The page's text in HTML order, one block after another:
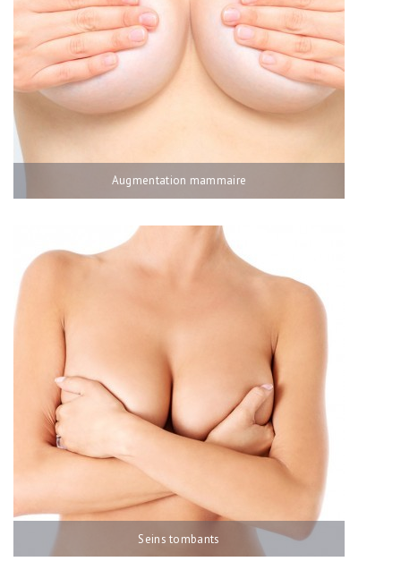
Augmentation mammaire
Seins tombants